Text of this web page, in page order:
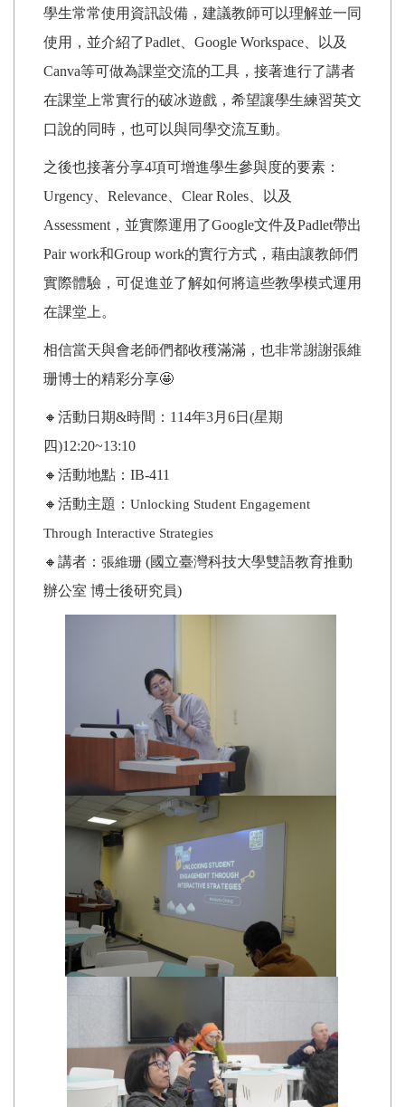
學生常常使用資訊設備，建議教師可以理解並一同
使用，並介紹了Padlet、Google Workspace、以及
Canva等可做為課堂交流的工具，接著進行了講者
在課堂上常實行的破冰遊戲，希望讓學生練習英文
口說的同時，也可以與同學交流互動。
之後也接著分享4項可增進學生參與度的要素：
Urgency、Relevance、Clear Roles、以及
Assessment，並實際運用了Google文件及Padlet帶出
Pair work和Group work的實行方式，藉由讓教師們
實際體驗，可促進並了解如何將這些教學模式運用
在課堂上。
相信當天與會老師們都收穫滿滿，也非常謝謝張維
珊博士的精彩分享🤩
🔸活動日期&時間：114年3月6日(星期
四)12:20~13:10
🔸活動地點：IB-411
🔸活動主題： Unlocking Student Engagement
Through Interactive Strategies
🔸講者： 張維珊 (國立臺灣科技大學雙語教育推動
辦公室 博士後研究員)